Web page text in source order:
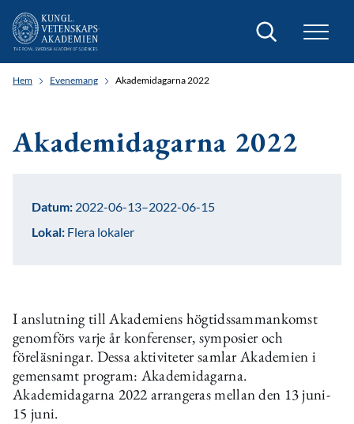
Sök
Hem Evenemang Akademidagarna 2022
Akademidagarna 2022
I anslutning till Akademiens högtidssammankomst
genomförs varje år konferenser, symposier och
föreläsningar. Dessa aktiviteter samlar Akademien i
gemensamt program: Akademidagarna.
Akademidagarna 2022 arrangeras mellan den 13 juni-
15 juni.
Datum: 2022-06-13–2022-06-15
Lokal: Flera lokaler